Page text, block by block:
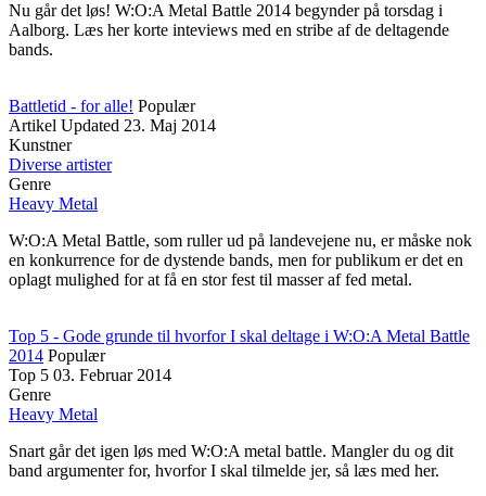
Nu går det løs! W:O:A Metal Battle 2014 begynder på torsdag i
Aalborg. Læs her korte inteviews med en stribe af de deltagende
bands.
Battletid - for alle! Populær
Artikel Updated 23. Maj 2014
Kunstner
Diverse artister
Genre
Heavy Metal
W:O:A Metal Battle, som ruller ud på landevejene nu, er måske nok
en konkurrence for de dystende bands, men for publikum er det en
oplagt mulighed for at få en stor fest til masser af fed metal.
Top 5 - Gode grunde til hvorfor I skal deltage i W:O:A Metal Battle
2014 Populær
Top 5 03. Februar 2014
Genre
Heavy Metal
Snart går det igen løs med W:O:A metal battle. Mangler du og dit
band argumenter for, hvorfor I skal tilmelde jer, så læs med her.